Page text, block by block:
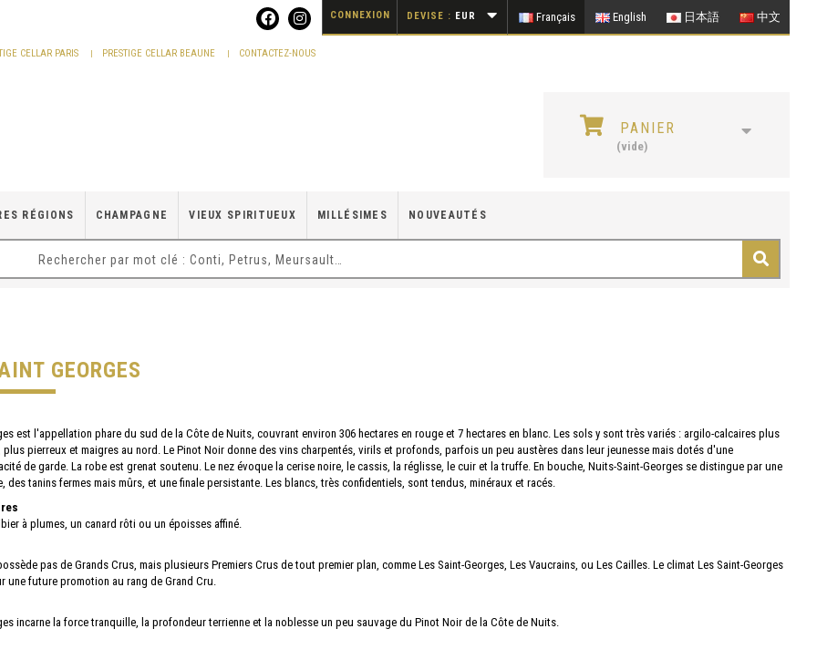
Français English 日本語 中文
DEVISE : EUR
CONNEXION
CELLAR PARIS PRESTIGE CELLAR BEAUNE CONTACTEZ-NOUS
PANIER
(vide)
RÉGIONS CHAMPAGNE VIEUX SPIRITUEUX MILLÉSIMES NOUVEAUTÉS
GEORGES
est l'appellation phare du sud de la Côte de Nuits, couvrant environ 306 hectares en rouge et 7 hectares en blanc. Les sols y sont très variés : argilo-calcaires plus
pierreux et maigres au nord. Le Pinot Noir donne des vins charpentés, virils et profonds, parfois un peu austères dans leur jeunesse mais dotés d'une
de garde. La robe est grenat soutenu. Le nez évoque la cerise noire, le cassis, la réglisse, le cuir et la truffe. En bouche, Nuits-Saint-Georges se distingue par une
des tanins fermes mais mûrs, et une finale persistante. Les blancs, très confidentiels, sont tendus, minéraux et racés.
à plumes, un canard rôti ou un époisses affiné.
pas de Grands Crus, mais plusieurs Premiers Crus de tout premier plan, comme Les Saint-Georges, Les Vaucrains, ou Les Cailles. Le climat Les Saint-Georges
une future promotion au rang de Grand Cru.
incarne la force tranquille, la profondeur terrienne et la noblesse un peu sauvage du Pinot Noir de la Côte de Nuits.